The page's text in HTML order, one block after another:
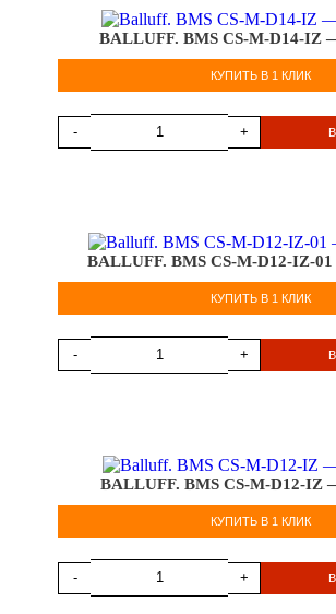
BALLUFF. BMS CS-M-D14-IZ
КУПИТЬ В 1 КЛИК
- +
BALLUFF. BMS CS-M-D12-IZ-
КУПИТЬ В 1 КЛИК
- +
BALLUFF. BMS CS-M-D12-IZ
КУПИТЬ В 1 КЛИК
- +